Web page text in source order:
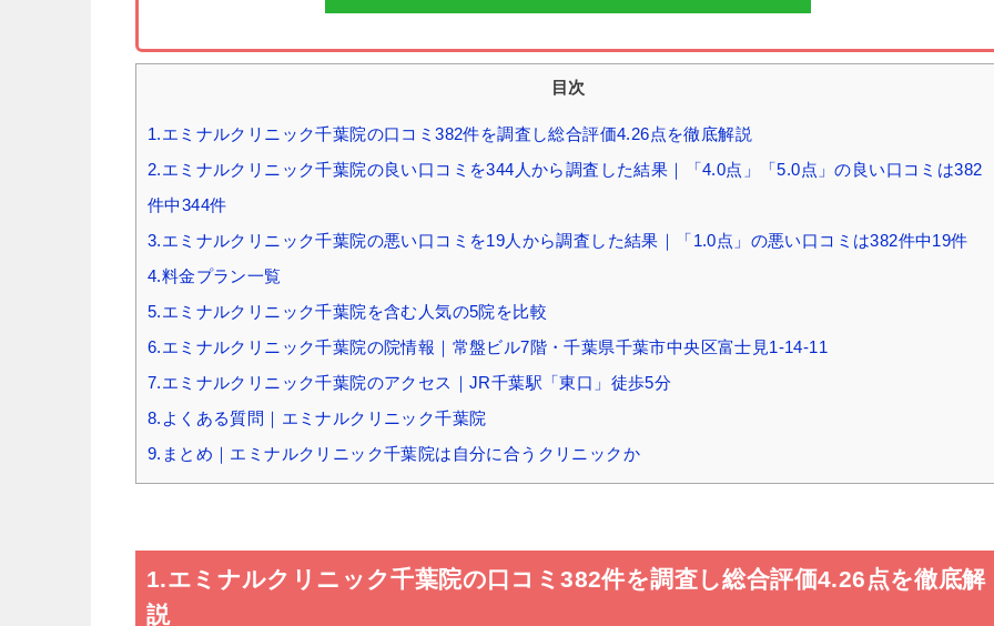
目次
1.エミナルクリニック千葉院の口コミ382件を調査し総合評価4.26点を徹底解説
2.エミナルクリニック千葉院の良い口コミを344人から調査した結果｜「4.0点」「5.0点」の良い口コミは382
件中344件
3.エミナルクリニック千葉院の悪い口コミを19人から調査した結果｜「1.0点」の悪い口コミは382件中19件
4.料金プラン一覧
5.エミナルクリニック千葉院を含む人気の5院を比較
6.エミナルクリニック千葉院の院情報｜常盤ビル7階・千葉県千葉市中央区富士見1-14-11
7.エミナルクリニック千葉院のアクセス｜JR千葉駅「東口」徒歩5分
8.よくある質問｜エミナルクリニック千葉院
9.まとめ｜エミナルクリニック千葉院は自分に合うクリニックか
1.エミナルクリニック千葉院の口コミ382件を調査し総合評価4.26点を徹底解
説